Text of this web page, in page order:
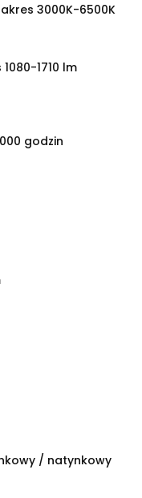
3000K-6500K
1710 lm
godzin
/ natynkowy